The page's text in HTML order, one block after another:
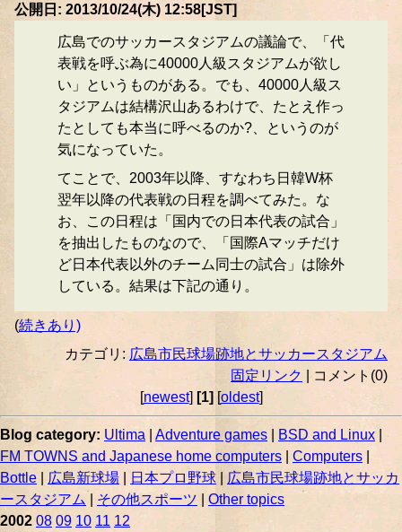
公開日: 2013/10/24(木) 12:58[JST]
広島でのサッカースタジアムの議論で、「代
表戦を呼ぶ為に40000人級スタジアムが欲し
い」というものがある。でも、40000人級ス
タジアムは結構沢山あるわけで、たとえ作っ
たとしても本当に呼べるのか?、というのが
気になっていた。
てことで、2003年以降、すなわち日韓W杯
翌年以降の代表戦の日程を調べてみた。な
お、この日程は「国内での日本代表の試合」
を抽出したものなので、「国際Aマッチだけ
ど日本代表以外のチーム同士の試合」は除外
している。結果は下記の通り。
(続きあり)
カテゴリ: 広島市民球場跡地とサッカースタジアム
固定リンク
| コメント(0)
[newest] [1] [oldest]
Blog category: Ultima Adventure games BSD and Linux
FM TOWNS and Japanese home computers
Computers
Bottle
広島新球場 日本プロ野球
広島市民球場跡地とサッカ
ースタジアム
その他スポーツ
Other topics
2002 08 09 10 11 12